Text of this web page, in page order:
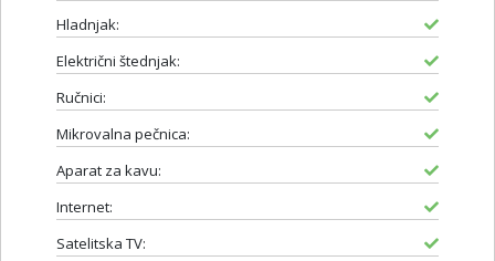
Hladnjak:
Električni štednjak:
Ručnici:
Mikrovalna pečnica:
Aparat za kavu:
Internet:
Satelitska TV: